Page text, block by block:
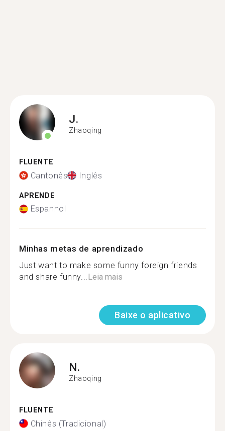
J.
Zhaoqing
FLUENTE
Cantonês Inglês
APRENDE
Espanhol
Minhas metas de aprendizado
Just want to make some funny foreign friends
and share funny...Leia mais
Baixe o aplicativo
N.
Zhaoqing
FLUENTE
Chinês (Tradicional)